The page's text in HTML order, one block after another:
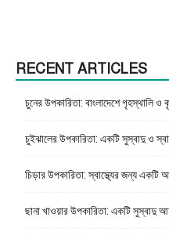
RECENT ARTICLES
চুনের উপকারিতা: বাংলাদেশে গৃহস্থালি
চুইঝালের উপকারিতা: একটি সুস্বাদু ও
চিড়ার উপকারিতা: স্বাস্থ্যের জন্য একটি
ছানা খাওয়ার উপকারিতা: একটি সুস্বাদু